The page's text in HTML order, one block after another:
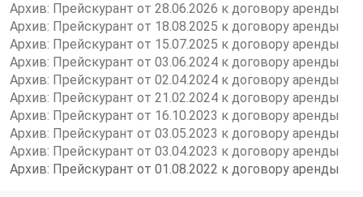
Архив: Прейскурант от 28.06.2026 к договору аренды
Архив: Прейскурант от 18.08.2025 к договору аренды
Архив: Прейскурант от 15.07.2025 к договору аренды
Архив: Прейскурант от 03.06.2024 к договору аренды
Архив: Прейскурант от 02.04.2024 к договору аренды
Архив: Прейскурант от 21.02.2024 к договору аренды
Архив: Прейскурант от 16.10.2023 к договору аренды
Архив: Прейскурант от 03.05.2023 к договору аренды
Архив: Прейскурант от 03.04.2023 к договору аренды
Архив: Прейскурант от 01.08.2022 к договору аренды